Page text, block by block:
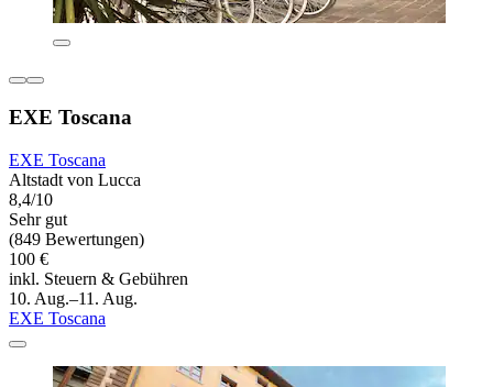
EXE Toscana
EXE Toscana
Altstadt von Lucca
8,4/10
Sehr gut
(849 Bewertungen)
100 €
inkl. Steuern & Gebühren
10. Aug.–11. Aug.
EXE Toscana